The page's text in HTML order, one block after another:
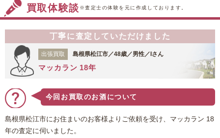
買取体験談 ※査定士の体験を元に作成しております。
丁寧に査定していただけました
出張買取 島根県松江市／48歳／男性／Iさん
マッカラン 18年
今回お買取のお酒について
島根県松江市にお住まいのお客様よりご依頼を受け、マッカラン 18
年の査定に伺いました。